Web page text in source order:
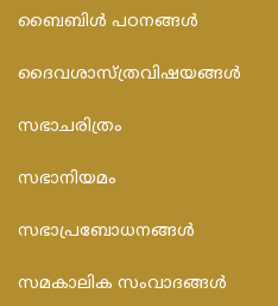
ബൈബിള്‍ പഠനങ്ങള്‍
ദൈവശാസ്ത്രവിഷയങ്ങള്‍
സഭാചരിത്രം
സഭാനിയമം
സഭാപ്രബോധനങ്ങള്‍
സമകാലിക സംവാദങ്ങൾ